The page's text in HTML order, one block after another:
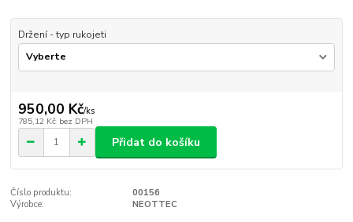
Držení - typ rukojeti
950,00 Kč/ks
785,12 Kč bez DPH
Přidat do košíku
Číslo produktu:
00156
Výrobce:
NEOTTEC